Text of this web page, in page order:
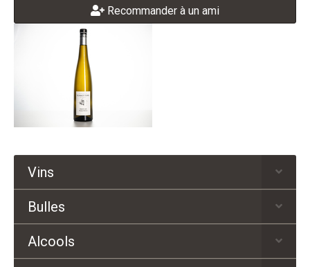
Recommander à un ami
Vins
Bulles
Alcools